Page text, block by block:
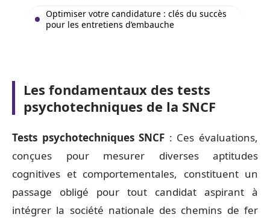
Optimiser votre candidature : clés du succès
pour les entretiens d’embauche
Les fondamentaux des tests
psychotechniques de la SNCF
Tests psychotechniques SNCF : Ces évaluations,
conçues pour mesurer diverses aptitudes
cognitives et comportementales, constituent un
passage obligé pour tout candidat aspirant à
intégrer la société nationale des chemins de fer